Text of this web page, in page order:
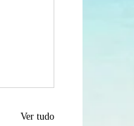
Ver tudo